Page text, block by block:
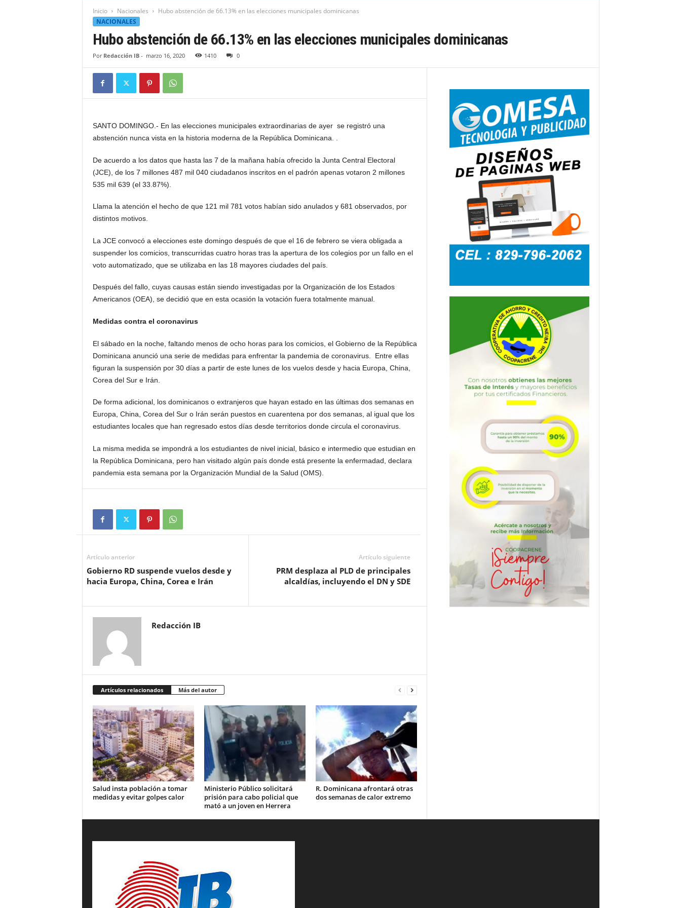
Inicio Nacionales
Hubo abstención de 66.13% en las elecciones municipales dominicanas
NACIONALES
Hubo abstención de 66.13% en las elecciones municipales dominicanas
Por Redacción IB- marzo 16, 2020 1410 0
SANTO DOMINGO.- En las elecciones municipales extraordinarias de ayer se registró una
abstención nunca vista en la historia moderna de la República Dominicana. .
De acuerdo a los datos que hasta las 7 de la mañana había ofrecido la Junta Central Electoral
(JCE), de los 7 millones 487 mil 040 ciudadanos inscritos en el padrón apenas votaron 2 millones
535 mil 639 (el 33.87%).
Llama la atención el hecho de que 121 mil 781 votos habían sido anulados y 681 observados, por
distintos motivos.
La JCE convocó a elecciones este domingo después de que el 16 de febrero se viera obligada a
suspender los comicios, transcurridas cuatro horas tras la apertura de los colegios por un fallo en el
voto automatizado, que se utilizaba en las 18 mayores ciudades del país.
Después del fallo, cuyas causas están siendo investigadas por la Organización de los Estados
Americanos (OEA), se decidió que en esta ocasión la votación fuera totalmente manual.
Medidas contra el coronavirus
El sábado en la noche, faltando menos de ocho horas para los comicios, el Gobierno de la República
Dominicana anunció una serie de medidas para enfrentar la pandemia de coronavirus. Entre ellas
figuran la suspensión por 30 días a partir de este lunes de los vuelos desde y hacia Europa, China,
Corea del Sur e Irán.
De forma adicional, los dominicanos o extranjeros que hayan estado en las últimas dos semanas en
Europa, China, Corea del Sur o Irán serán puestos en cuarentena por dos semanas, al igual que los
estudiantes locales que han regresado estos días desde territorios donde circula el coronavirus.
La misma medida se impondrá a los estudiantes de nivel inicial, básico e intermedio que estudian en
la República Dominicana, pero han visitado algún país donde está presente la enfermadad, declara
pandemia esta semana por la Organización Mundial de la Salud (OMS).
Artículo anterior
Gobierno RD suspende vuelos desde y
hacia Europa, China, Corea e Irán
Artículo siguiente
PRM desplaza al PLD de principales
alcaldías, incluyendo el DN y SDE
Redacción IB
Artículos relacionados Más del autor
Salud insta población a tomar
medidas y evitar golpes calor
Ministerio Público solicitará
prisión para cabo policial que
mató a un joven en Herrera
R. Dominicana afrontará otras
dos semanas de calor extremo